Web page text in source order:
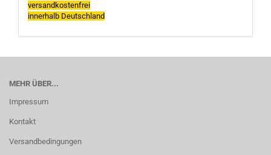
versandkostenfrei
innerhalb Deutschland
MEHR ÜBER...
Impressum
Kontakt
Versandbedingungen